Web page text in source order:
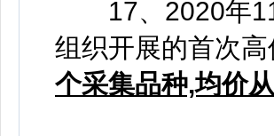
17、2020年11
组织开展的首次
个采集品种,均价